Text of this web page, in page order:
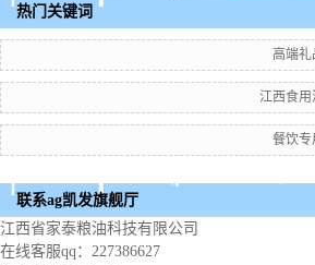
热门关键词
高端礼
江西食用
餐饮专
联系ag凯发旗舰厅
江西省家泰粮油科技有限公司
在线客服qq：227386627